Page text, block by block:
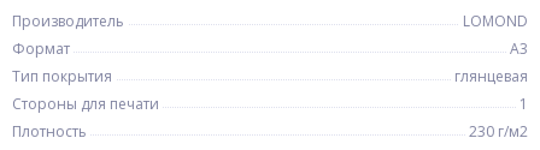
Производитель
LOMOND
Формат
A3
Тип покрытия
глянцевая
Стороны для печати
1
Плотность
230 г/м2